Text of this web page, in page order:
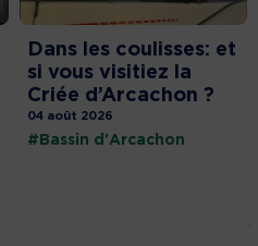
Dans les coulisses: et
si vous visitiez la
Criée d’Arcachon ?
04 août 2026
#Bassin d'Arcachon